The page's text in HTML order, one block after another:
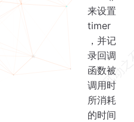
来设置
timer
，并记
录回调
函数被
调用时
所消耗
的时间